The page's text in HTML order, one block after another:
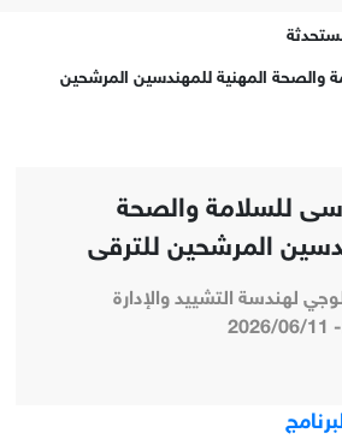
والصحة المهنية للمهندسين المرشحين
للسلامة والصحة
المرشحين للترقى
لهندسة التشييد والإدارة